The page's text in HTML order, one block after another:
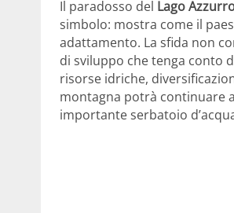
Il paradosso del Lago
simbolo: mostra come il
adattamento. La sfida non
di sviluppo che tenga conto
risorse idriche,
montagna potrà continuare
importante serbatoio